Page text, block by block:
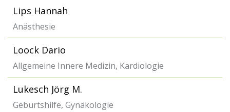
Lips Hannah
Anästhesie
Loock Dario
Allgemeine Innere Medizin, Kardiologie
Lukesch Jörg M.
Geburtshilfe, Gynäkologie